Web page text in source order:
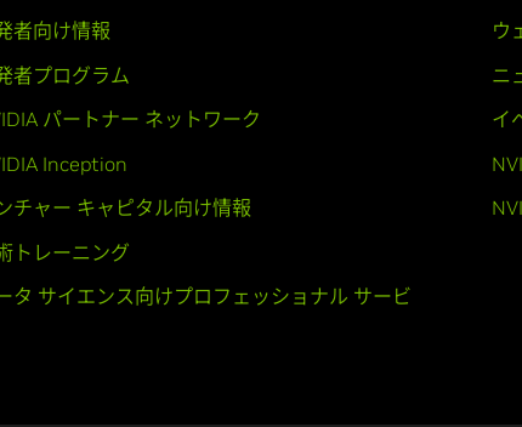
者向け情報
者プログラム
パートナー ネットワーク
Inception
チャー キャピタル向け情報
トレーニング
タ サイエンス向けプロフェッショナル サービ
ウ
ニ
イ